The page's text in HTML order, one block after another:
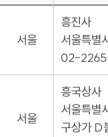
서울
흥진사
서울특별
02-
서울
흥국상사
서울특별
구상가 D